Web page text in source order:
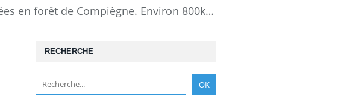
la Forêt de Compiègne vue autrement: description de mes randonnées en forêt de Compiègne. Environ 800km de randos et 25000 photos pour montrer cette forêt magnifique et ses particularités: les lieux atypiques comme la Grotte des Ramoneurs, la Pierre Torniche... Mais aussi les 313 carrefours nommés, plus de 100 routes forestières, les étangs, les Rus, des villages et hameaux ...
RECHERCHE